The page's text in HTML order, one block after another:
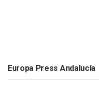
Europa Press Andalucía